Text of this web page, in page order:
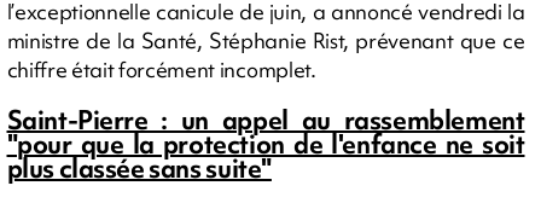
l’exceptionnelle canicule de juin, a annoncé vendredi la
ministre de la Santé, Stéphanie Rist, prévenant que ce
chiffre était forcément incomplet.
Saint-Pierre : un appel au rassemblement
"pour que la protection de l'enfance ne soit
plus classée sans suite"